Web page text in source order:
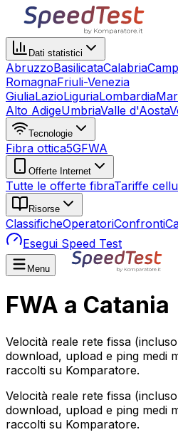
Dati statistici
AbruzzoBasilicataCalabria
RomagnaFriuli-Venezia
GiuliaLazioLiguriaLombardia
Alto AdigeUmbriaValle d'Aosta
Tecnologie
Fibra ottica5GFWA
Offerte Internet
Tutte le offerte fibraTariffe
Risorse
ClassificheOperatoriConfronti
Esegui Speed Test
Menu
FWA a Catania
Velocità reale rete fissa
download, upload e ping medi
raccolti su Komparatore.
Velocità reale rete fissa
download, upload e ping medi
raccolti su Komparatore.